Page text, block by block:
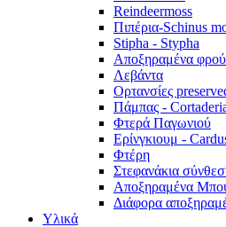
Reindeermoss
Πιπέρια-Schinus
Stipha - Stypha
Αποξηραμένα
Λεβάντα
Ορτανσίες
Πάμπας -
Φτερά Παγωνιού
Ερίνγκιουμ -
Φτέρη
Στεφανάκια
Αποξηραμένα
Διάφορα
Υλικά